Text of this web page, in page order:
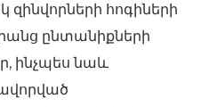
հոգիների
ընտանիքների
ինչպես նաև